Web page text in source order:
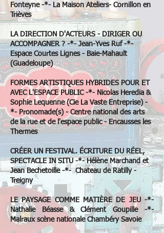
Fonteyne -*- La Maison Ateliers- Cornillon en
Trièves
LA DIRECTION D'ACTEURS - DIRIGER OU
ACCOMPAGNER ? -*- Jean-Yves Ruf -*-
Espace Courtes Lignes - Baie-Mahault
(Guadeloupe)
FORMES ARTISTIQUES HYBRIDES POUR ET
AVEC L'ESPACE PUBLIC -*- Nicolas Heredia &
Sophie Lequenne (Cie La Vaste Entreprise) -
*- Pronomade(s) - Centre national des arts
de la rue et de l'espace public - Encausses les
Thermes
CRÉER UN FESTIVAL. ÉCRITURE DU RÉEL,
SPECTACLE IN SITU -*- Hélène Marchand et
Jean Bechetoille -*- Chateau de Ratilly -
Treigny
LE PAYSAGE COMME MATIÈRE DE JEU -*-
Nathalie Béasse & Clément Goupille -*-
Malraux scène nationale Chambéry Savoie